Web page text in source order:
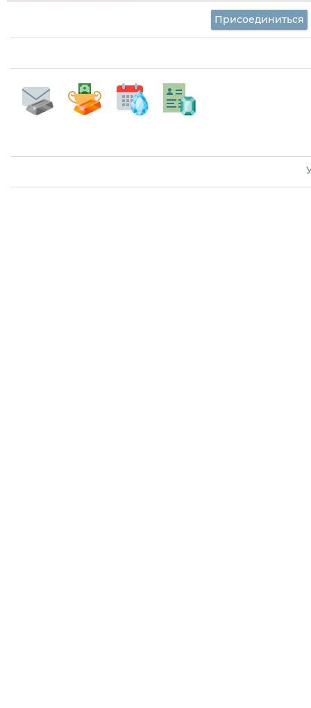
Присоединиться